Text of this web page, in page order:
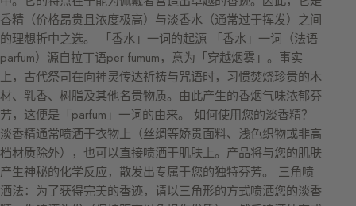
香精（价格昂贵且浓度极高）与淡香水（通常过于挥发）之间
的理想折中之选。 「香水」一词的起源 「香水」一词（法语
parfum）源自拉丁语per fumum，意为「穿越烟雾」。事实
上，古代祭司在向神灵传达祈祷与咒语时，习惯焚烧珍贵的木
材、乳香、树脂及其他名贵物质。由此产生的香烟气味浓郁芬
芳，这便是「parfum」一词的由来。 如何使用您的淡香精？
淡香精通常喷洒于衣物上（丝绸等娇贵面料、浅色织物或非高
档材质除外），也可以直接喷洒于肌肤上。产品将与您的肌肤
产生神秘的化学反应，散发出专属于您的独特芬芳。 三角喷
洒法：为了获得完美的香迹，请以三角形的方式喷洒您的淡香